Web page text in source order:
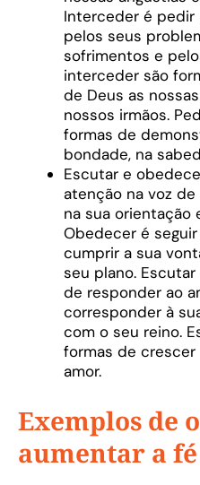
Interceder é pedir
pelos seus
sofrimentos e
interceder são
de Deus as
nossos irmãos.
formas de
bondade, na
Escutar e
atenção na voz de
na sua orientação
Obedecer é
cumprir a sua
seu plano.
de responder ao
corresponder à
com o seu reino.
formas de crescer
amor.
Exemplos de
aumentar a fé